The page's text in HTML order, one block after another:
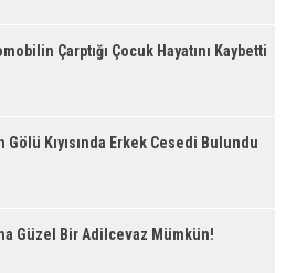
Çarptığı Çocuk Hayatını Kaybetti
Gölü Kıyısında Erkek Cesedi Bulundu
Güzel Bir Adilcevaz Mümkün!